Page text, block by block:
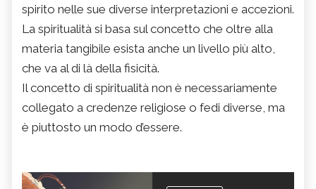
spirito nelle sue diverse interpretazioni e accezioni.
La spiritualità si basa sul concetto che oltre alla
materia tangibile esista anche un livello più alto,
che va al di là della fisicità.
Il concetto di spiritualità non è necessariamente
collegato a credenze religiose o fedi diverse, ma
è piuttosto un modo d’essere.